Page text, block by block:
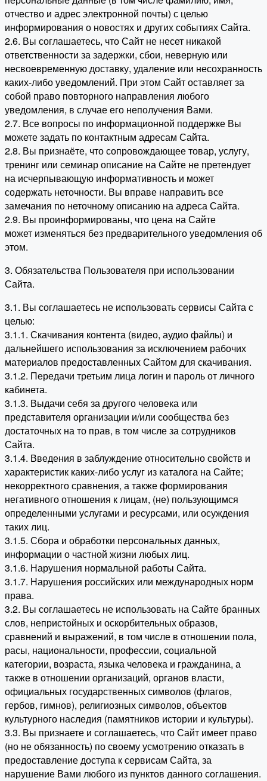
отчество и адрес электронной почты) с целью
информирования о новостях и других событиях Сайта.
2.6. Вы соглашаетесь, что Сайт не несет никакой
ответственности за задержки, сбои, неверную или
несвоевременную доставку, удаление или несохранность
каких-либо уведомлений. При этом Сайт оставляет за
собой право повторного направления любого
уведомления, в случае его неполучения Вами.
2.7. Все вопросы по информационной поддержке Вы
можете задать по контактным адресам Сайта.
2.8. Вы признаёте, что сопровождающее товар, услугу,
тренинг или семинар описание на Сайте не претендует
на исчерпывающую информативность и может
содержать неточности. Вы вправе направить все
замечания по неточному описанию на адреса Сайта.
2.9. Вы проинформированы, что цена на Сайте
может изменяться без предварительного уведомления об
этом.
3. Обязательства Пользователя при использовании
Сайта.
3.1. Вы соглашаетесь не использовать сервисы Сайта с
целью:
3.1.1. Скачивания контента (видео, аудио файлы) и
дальнейшего использования за исключением рабочих
материалов предоставленных Сайтом для скачивания.
3.1.2. Передачи третьим лица логин и пароль от личного
кабинета.
3.1.3. Выдачи себя за другого человека или
представителя организации и/или сообщества без
достаточных на то прав, в том числе за сотрудников
Сайта.
3.1.4. Введения в заблуждение относительно свойств и
характеристик каких-либо услуг из каталога на Сайте;
некорректного сравнения, а также формирования
негативного отношения к лицам, (не) пользующимся
определенными услугами и ресурсами, или осуждения
таких лиц.
3.1.5. Сбора и обработки персональных данных,
информации о частной жизни любых лиц.
3.1.6. Нарушения нормальной работы Сайта.
3.1.7. Нарушения российских или международных норм
права.
3.2. Вы соглашаетесь не использовать на Сайте бранных
слов, непристойных и оскорбительных образов,
сравнений и выражений, в том числе в отношении пола,
расы, национальности, профессии, социальной
категории, возраста, языка человека и гражданина, а
также в отношении организаций, органов власти,
официальных государственных символов (флагов,
гербов, гимнов), религиозных символов, объектов
культурного наследия (памятников истории и культуры).
3.3. Вы признаете и соглашаетесь, что Сайт имеет право
(но не обязанность) по своему усмотрению отказать в
предоставление доступа к сервисам Сайта, за
нарушение Вами любого из пунктов данного соглашения.